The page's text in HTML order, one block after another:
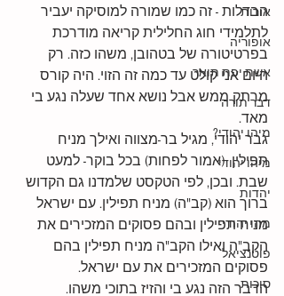
אורות
אופוריה
אשת יפת תואר
דבר תורה
מיהו יהודי?
מיהו יהודי
יהדות
מהו יהודי
פוטנציאל
סוכות
הבדלות - זה כמו שמורה למוסיקה יעביר
לתלמידי חוג החלילית קריאה מודרכת
בפרטיטורה של בטהובן, משהו כזה. רק
היום אני קולט עד כמה זה הזוי. היה קורס
מרתק ממש אבל נושא אחד שעלה נגע בי
מאד.
גבר יהודי, מגיל בר-מצווה ואילך מניח
תפילין  (אמור לפחות) בכל בוקר- למעט
שבת. ובכן, לפי הטקסט שלמדנו גם הקדוש
ברוך הוא (קב"ה) מניח תפילין. עם ישראל
מניח תפילין ובהם פסוקים המזכירים את
הקב"ה ואילו הקב"ה מניח תפילין בהם
פסוקים המזכירים את עם ישראל.
הדבר הזה נגע בי והזיז בתוכי משהו.